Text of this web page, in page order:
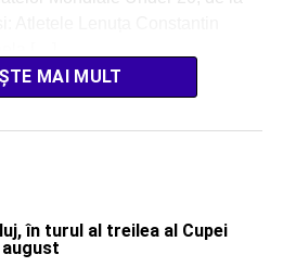
MAI MULT
în turul al treilea al Cupei
august